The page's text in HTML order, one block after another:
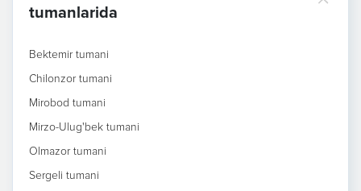
tumanlarida
Bektemir tumani
Chilonzor tumani
Mirobod tumani
Mirzo-Ulug'bek tumani
Olmazor tumani
Sergeli tumani